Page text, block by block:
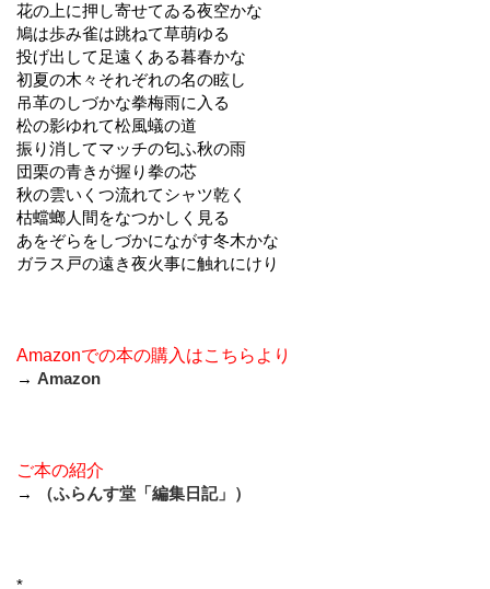
花の上に押し寄せてゐる夜空かな
鳩は歩み雀は跳ねて草萌ゆる
投げ出して足遠くある暮春かな
初夏の木々それぞれの名の眩し
吊革のしづかな拳梅雨に入る
松の影ゆれて松風蟻の道
振り消してマッチの匂ふ秋の雨
団栗の青きが握り拳の芯
秋の雲いくつ流れてシャツ乾く
枯蟷螂人間をなつかしく見る
あをぞらをしづかにながす冬木かな
ガラス戸の遠き夜火事に触れにけり
Amazonでの本の購入はこちらより
→ Amazon
ご本の紹介
→
（ふらんす堂「編集日記」）
*